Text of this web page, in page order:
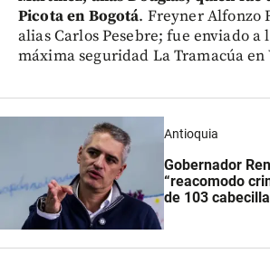
Picota en Bogotá. Freyner Alfonzo
alias Carlos Pesebre; fue enviado a
máxima seguridad La Tramacúa en
Antioquia
Gobernador
“reacomodo
de 103